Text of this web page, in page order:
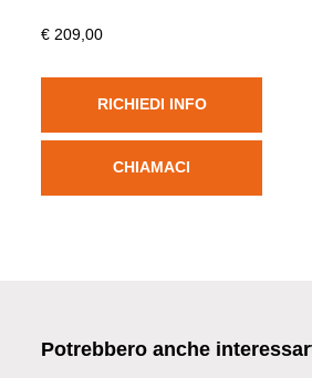
€ 209,00
RICHIEDI INFO
CHIAMACI
Potrebbero anche